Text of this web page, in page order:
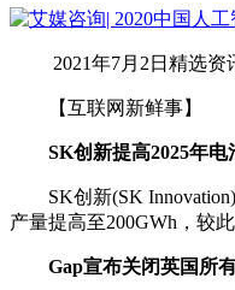
2021年7月2日精选资
【互联网新鲜事】
SK创新提高2025年
SK创新(SK
产量提高至200GWh，较
Gap宣布关闭英国所